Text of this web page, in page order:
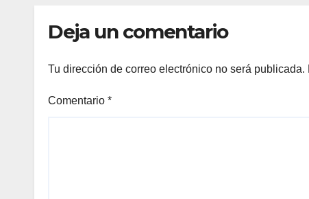
Deja un comentario
Tu dirección de correo electrónico no será publicada.
Comentario *